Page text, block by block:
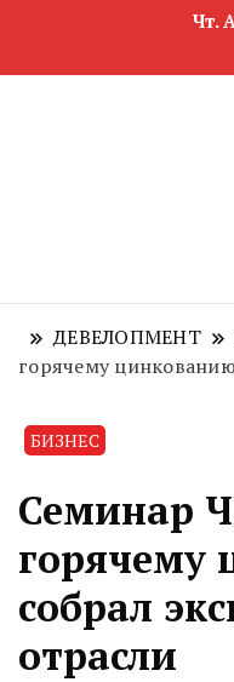
Чт.
ДЕВЕЛОПМЕНТ
горячему
БИЗНЕС
Семинар
горячему
собрал
отрасли